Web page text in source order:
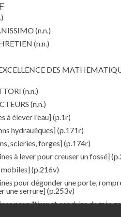
(n.n.)
(n.n.)
DES
(n.n.)
(n.n.)
à élever l'eau](p.1r)
hydrauliques](p.171r)
scieries, forges](p.174r)
à lever pour creuser un fossé]
(p.216v)
pour dégonder une porte,
une serrure](p.253v)
pour "tirer et conduire de très